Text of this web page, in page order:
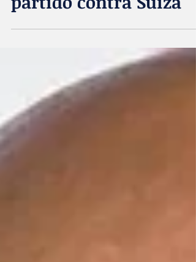
Lorenzo pide "máxima
concentración" en
partido contra Suiza